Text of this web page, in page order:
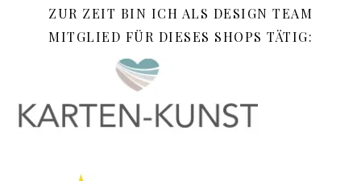
ZUR ZEIT BIN ICH ALS DESIGN TEAM
MITGLIED FÜR DIESES SHOPS TÄTIG: